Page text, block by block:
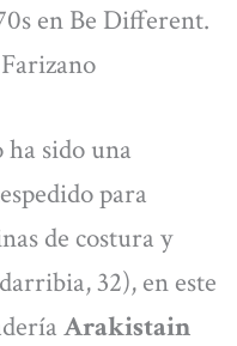
en Be Different.
sido una
para
de costura y
32), en este
Arakistain